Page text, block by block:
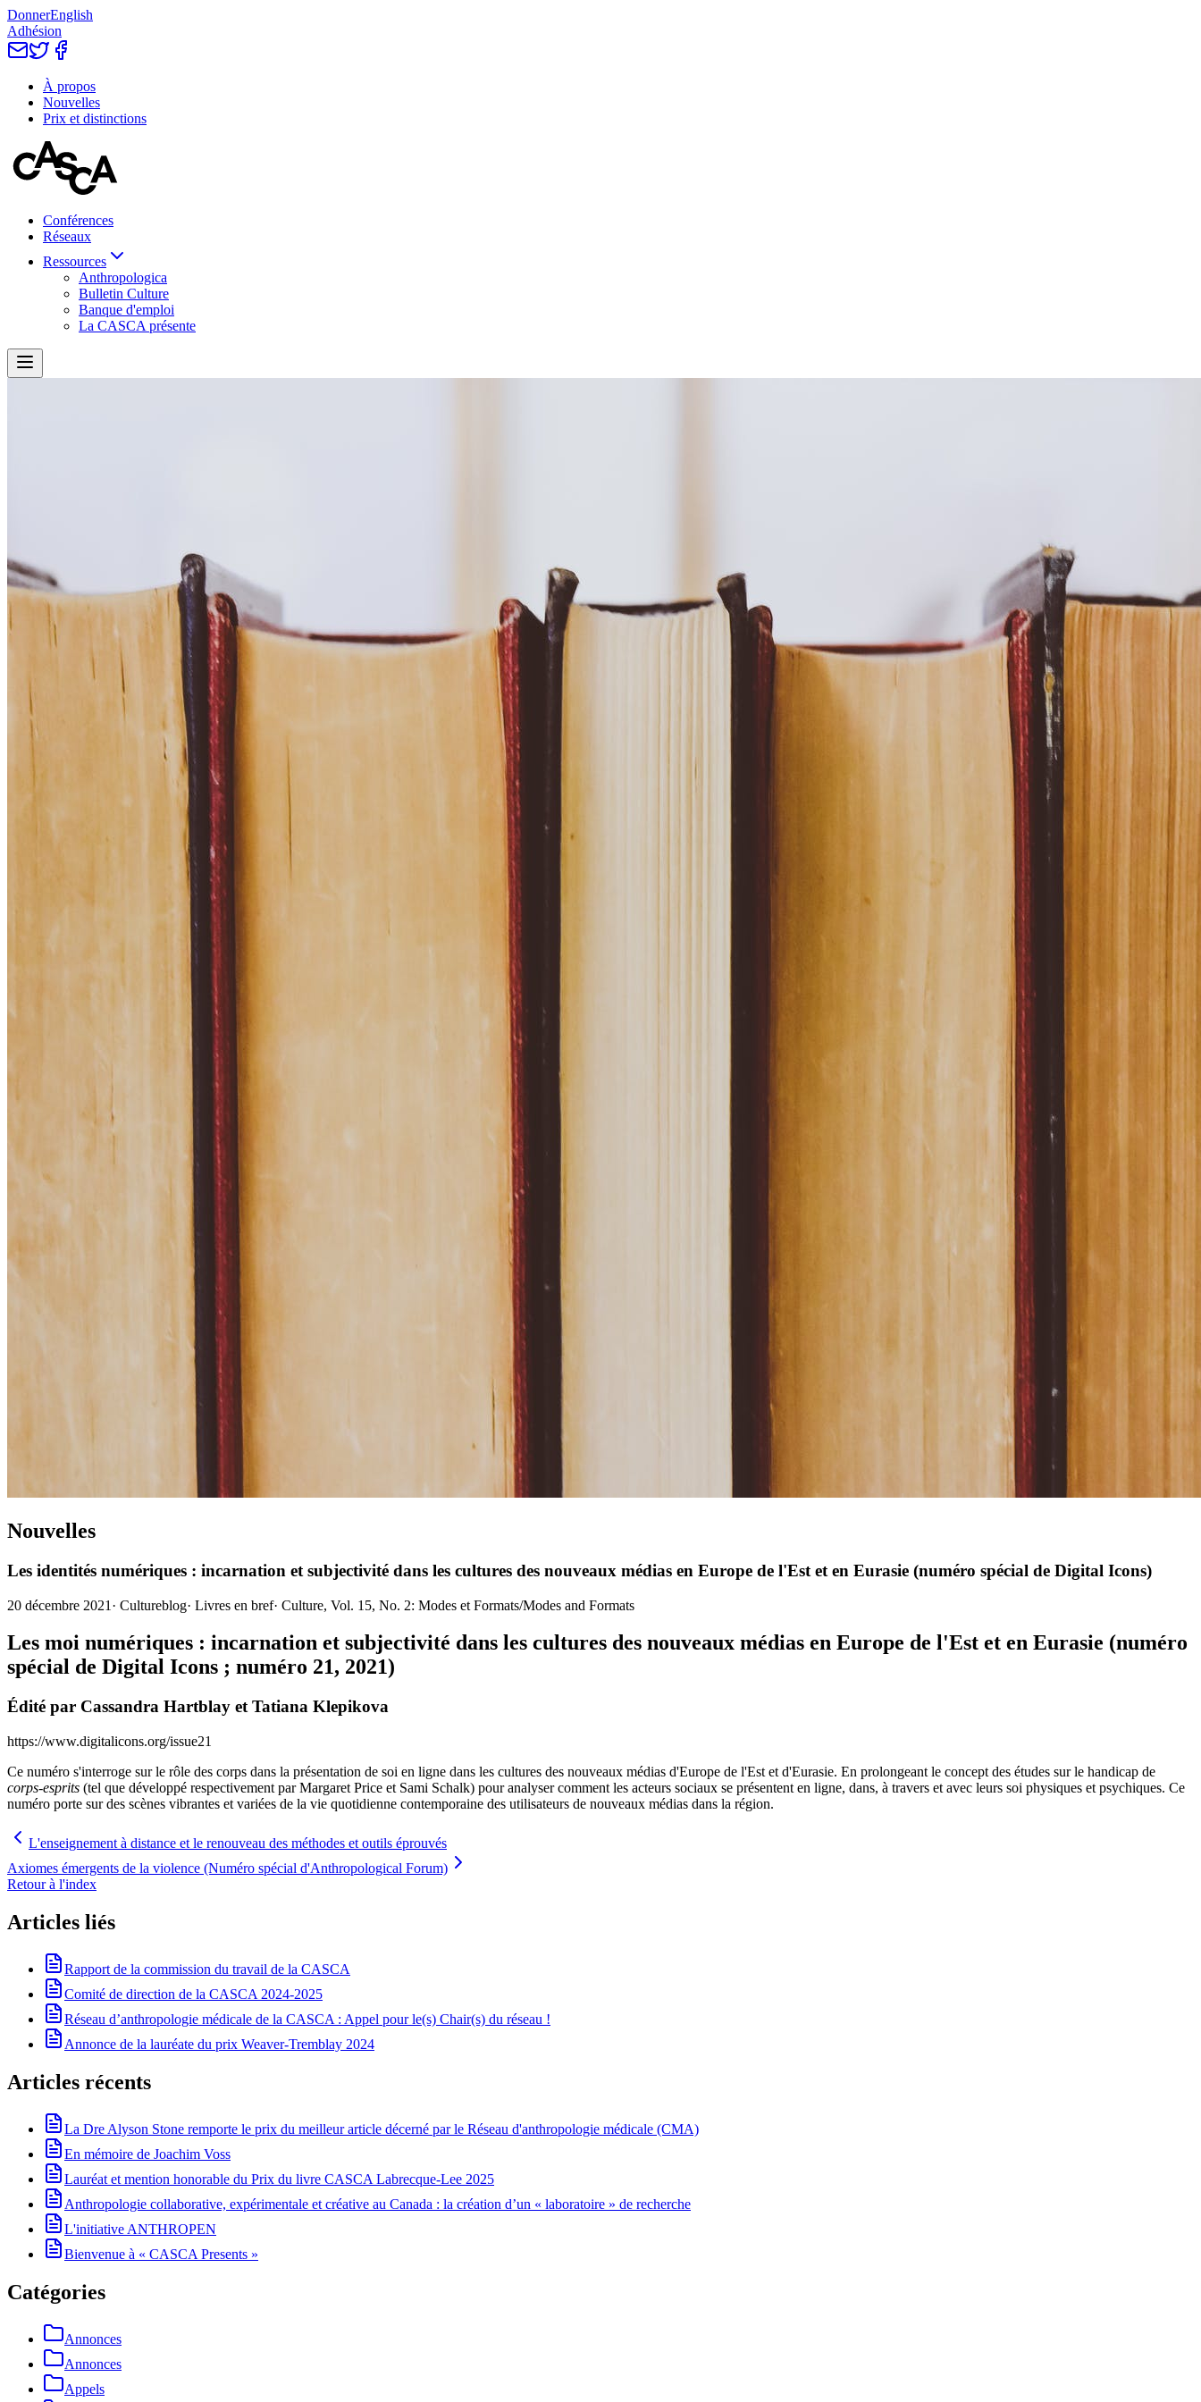
DonnerEnglish
Adhésion
À propos
Nouvelles
Prix et distinctions
Conférences
Réseaux
Ressources
Anthropologica
Bulletin Culture
Banque d'emploi
La CASCA présente
Nouvelles
Les identités numériques : incarnation et subjectivité dans les cultures des nouveaux médias en Europe de l'Est et en Eurasie (numéro spécial de Digital Icons)
20 décembre 2021 · Cultureblog· Livres en bref· Culture, Vol. 15, No. 2: Modes et Formats/Modes and Formats
Les moi numériques : incarnation et subjectivité dans les cultures des nouveaux médias en Europe de l'Est et en Eurasie (numéro
spécial de Digital Icons ; numéro 21, 2021)
Édité par Cassandra Hartblay et Tatiana Klepikova
https://www.digitalicons.org/issue21
Ce numéro s'interroge sur le rôle des corps dans la présentation de soi en ligne dans les cultures des nouveaux médias d'Europe de l'Est et d'Eurasie. En prolongeant le concept des études sur le handicap de
corps-esprits (tel que développé respectivement par Margaret Price et Sami Schalk) pour analyser comment les acteurs sociaux se présentent en ligne, dans, à travers et avec leurs soi physiques et psychiques. Ce
numéro porte sur des scènes vibrantes et variées de la vie quotidienne contemporaine des utilisateurs de nouveaux médias dans la région.
L'enseignement à distance et le renouveau des méthodes et outils éprouvés
Axiomes émergents de la violence (Numéro spécial d'Anthropological Forum)
Retour à l'index
Articles liés
Rapport de la commission du travail de la CASCA
Comité de direction de la CASCA 2024-2025
Réseau d’anthropologie médicale de la CASCA : Appel pour le(s) Chair(s) du réseau !
Annonce de la lauréate du prix Weaver-Tremblay 2024
Articles récents
La Dre Alyson Stone remporte le prix du meilleur article décerné par le Réseau d'anthropologie médicale (CMA)
En mémoire de Joachim Voss
Lauréat et mention honorable du Prix du livre CASCA Labrecque-Lee 2025
Anthropologie collaborative, expérimentale et créative au Canada : la création d’un « laboratoire » de recherche
L'initiative ANTHROPEN
Bienvenue à « CASCA Presents »
Catégories
Annonces
Annonces
Appels